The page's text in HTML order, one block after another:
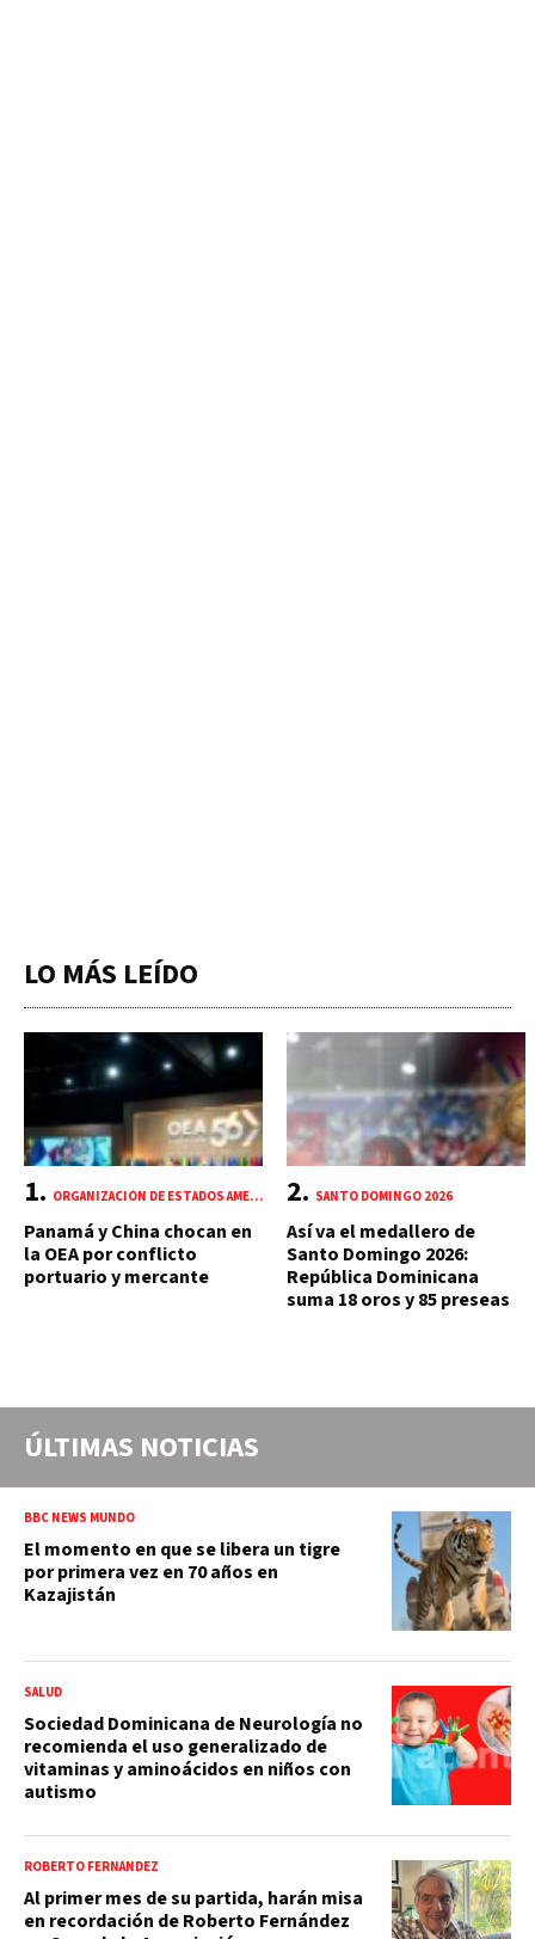
LO MÁS LEÍDO
ORGANIZACIÓN DE ESTADOS AMERICANOS (OEA)
Panamá y China chocan en
la OEA por conflicto
portuario y mercante
SANTO DOMINGO 2026
Así va el medallero de
Santo Domingo 2026:
República Dominicana
suma 18 oros y 85 preseas
ÚLTIMAS NOTICIAS
BBC NEWS MUNDO
El momento en que se libera un tigre
por primera vez en 70 años en
Kazajistán
SALUD
Sociedad Dominicana de Neurología no
recomienda el uso generalizado de
vitaminas y aminoácidos en niños con
autismo
ROBERTO FERNÁNDEZ
Al primer mes de su partida, harán misa
en recordación de Roberto Fernández